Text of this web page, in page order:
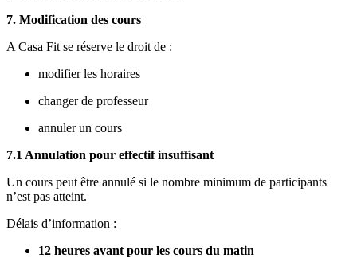
7. Modification des cours
A Casa Fit se réserve le droit de :
modifier les horaires
changer de professeur
annuler un cours
7.1 Annulation pour effectif insuffisant
Un cours peut être annulé si le nombre minimum de participants
n’est pas atteint.
Délais d’information :
12 heures avant pour les cours du matin